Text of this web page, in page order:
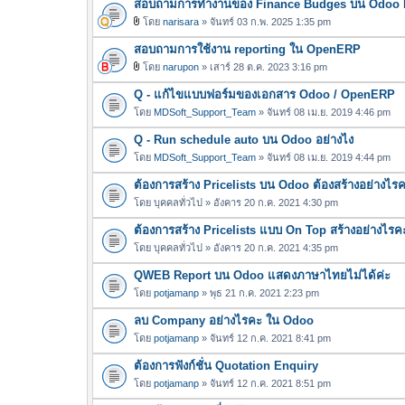
น
บ
ฟ
ล์
แ
น
บ
สอบถามการทำงานของ Finance Budges บน Odoo
ฟ
ล์
แ
น
บ
โดย narisara » จันทร์ 03 ก.พ. 2025 1:35 pm
สอบถามการใช้งาน reporting ใน OpenERP
ฟ
ล์
แ
น
บ
โดย narupon » เสาร์ 28 ต.ค. 2023 3:16 pm
Q - แก้ไขแบบฟอร์มของเอกสาร Odoo / OpenERP
โดย MDSoft_Support_Team » จันทร์ 08 เม.ย. 2019 4:46 pm
Q - Run schedule auto บน Odoo อย่างไง
โดย MDSoft_Support_Team » จันทร์ 08 เม.ย. 2019 4:44 pm
ต้องการสร้าง Pricelists บน Odoo ต้องสร้างอย่างไร
โดย บุคคลทั่วไป » อังคาร 20 ก.ค. 2021 4:30 pm
ต้องการสร้าง Pricelists แบบ On Top สร้างอย่างไรค
โดย บุคคลทั่วไป » อังคาร 20 ก.ค. 2021 4:35 pm
QWEB Report บน Odoo แสดงภาษาไทยไม่ได้ค่ะ
โดย potjamanp » พุธ 21 ก.ค. 2021 2:23 pm
ลบ Company อย่างไรคะ ใน Odoo
โดย potjamanp » จันทร์ 12 ก.ค. 2021 8:41 pm
ต้องการฟังก์ชั่น Quotation Enquiry
โดย potjamanp » จันทร์ 12 ก.ค. 2021 8:51 pm